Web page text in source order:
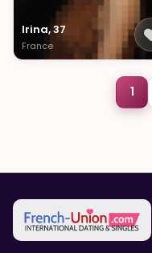
Irina, 37
France
1